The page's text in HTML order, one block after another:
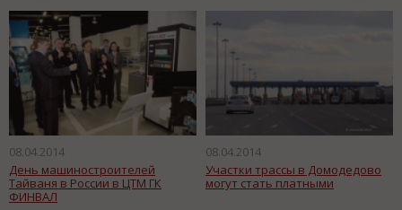
08.04.2014
День машиностроителей
Тайваня в России в ЦТМ ГК
ФИНВАЛ
08.04.2014
Участки трассы в Домодедово
могут стать платными